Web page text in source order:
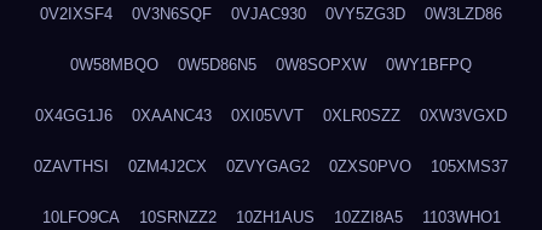
0V2IXSF4 0V3N6SQF 0VJAC930 0VY5ZG3D 0W3LZD86
0W58MBQO 0W5D86N5 0W8SOPXW 0WY1BFPQ
0X4GG1J6 0XAANC43 0XI05VVT 0XLR0SZZ 0XW3VGXD
0ZAVTHSI 0ZM4J2CX 0ZVYGAG2 0ZXS0PVO 105XMS37
10LFO9CA 10SRNZZ2 10ZH1AUS 10ZZI8A5 1103WHO1